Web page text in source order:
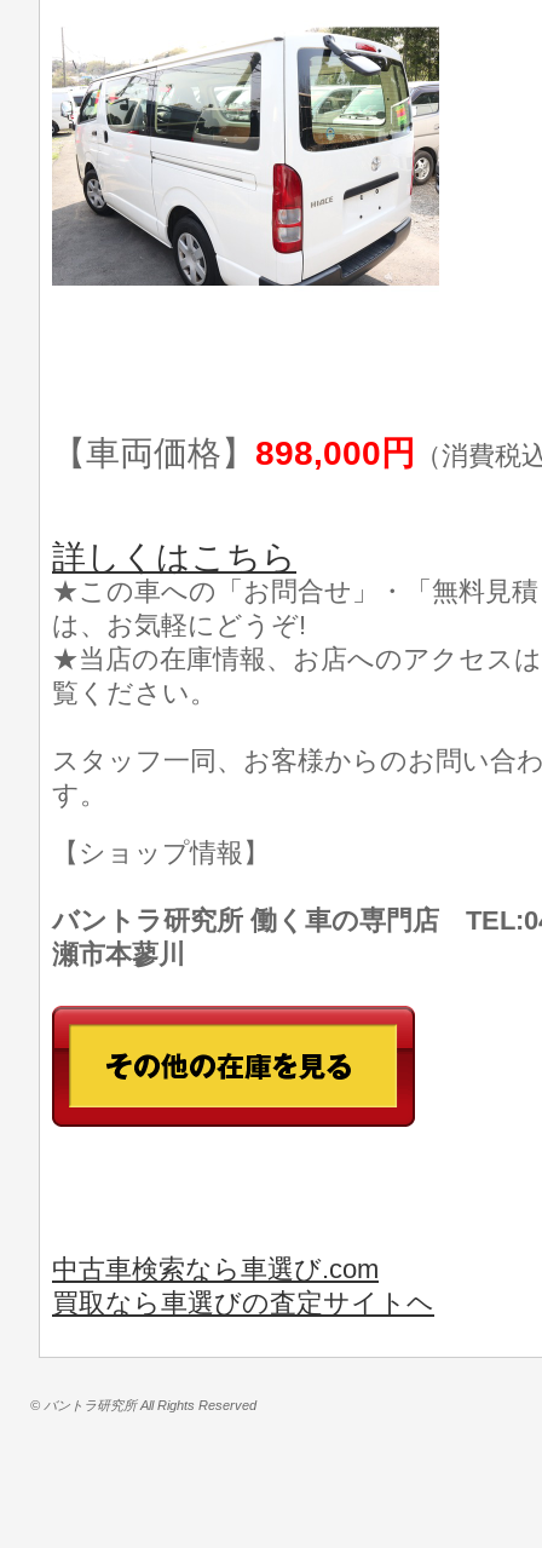
【車両価格】 898,000円 （消費税
詳しくはこちら
★この車への「お問合せ」・「無料見
は、お気軽にどうぞ!
★当店の在庫情報、お店へのアクセス
覧ください。
スタッフ一同、お客様からのお問い合
す。
【ショップ情報】
バントラ研究所 働く車の専門店
瀬市本蓼川
中古車検索なら車選び.com
買取なら車選びの査定サイトヘ
© バントラ研究所 All Rights Reserved